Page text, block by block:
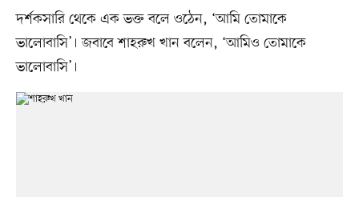
দর্শকসারি থেকে এক ভক্ত বলে ওঠেন, ‘আমি তোমাকে
ভালোবাসি’। জবাবে শাহরুখ খান বলেন, ‘আমিও তোমাকে
ভালোবাসি’।